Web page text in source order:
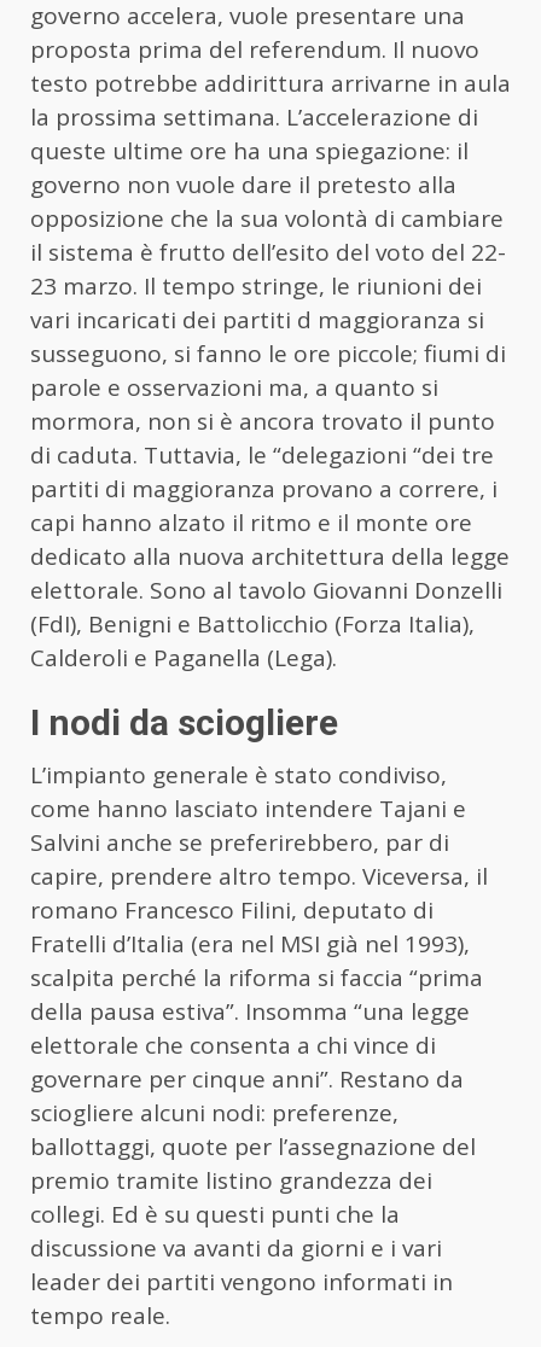
governo accelera, vuole presentare una
proposta prima del referendum. Il nuovo
testo potrebbe addirittura arrivarne in aula
la prossima settimana. L’accelerazione di
queste ultime ore ha una spiegazione: il
governo non vuole dare il pretesto alla
opposizione che la sua volontà di cambiare
il sistema è frutto dell’esito del voto del 22-
23 marzo. Il tempo stringe, le riunioni dei
vari incaricati dei partiti d maggioranza si
susseguono, si fanno le ore piccole; fiumi di
parole e osservazioni ma, a quanto si
mormora, non si è ancora trovato il punto
di caduta. Tuttavia, le “delegazioni “dei tre
partiti di maggioranza provano a correre, i
capi hanno alzato il ritmo e il monte ore
dedicato alla nuova architettura della legge
elettorale. Sono al tavolo Giovanni Donzelli
(FdI), Benigni e Battolicchio (Forza Italia),
Calderoli e Paganella (Lega).
I nodi da sciogliere
L’impianto generale è stato condiviso,
come hanno lasciato intendere Tajani e
Salvini anche se preferirebbero, par di
capire, prendere altro tempo. Viceversa, il
romano Francesco Filini, deputato di
Fratelli d’Italia (era nel MSI già nel 1993),
scalpita perché la riforma si faccia “prima
della pausa estiva”. Insomma “una legge
elettorale che consenta a chi vince di
governare per cinque anni”. Restano da
sciogliere alcuni nodi: preferenze,
ballottaggi, quote per l’assegnazione del
premio tramite listino grandezza dei
collegi. Ed è su questi punti che la
discussione va avanti da giorni e i vari
leader dei partiti vengono informati in
tempo reale.